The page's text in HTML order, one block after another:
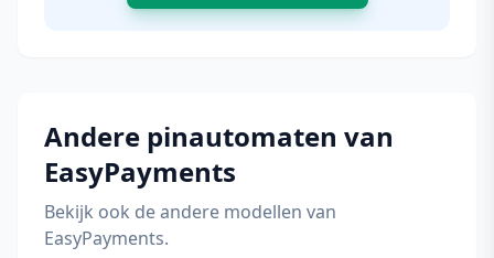
Andere pinautomaten van
EasyPayments
Bekijk ook de andere modellen van
EasyPayments.